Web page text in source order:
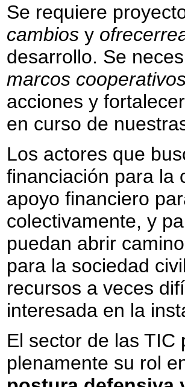
Se requiere
cambios y
desarrollo. Se
marcos
acciones y
en curso de
Los actores que
financiación para la
apoyo financiero
colectivamente, y
puedan abrir
para la sociedad
recursos a veces
interesada en la
El sector de las
plenamente su rol